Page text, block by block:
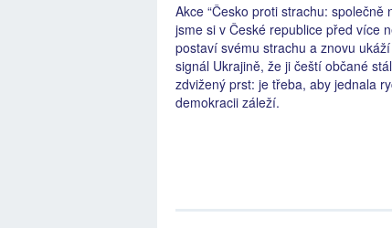
Akce “Česko proti strachu:
jsme si v České republice před více
postaví svému strachu a znovu
signál Ukrajině, že ji čeští občané
zdvižený prst: je třeba, aby jednala
demokracii záleží.